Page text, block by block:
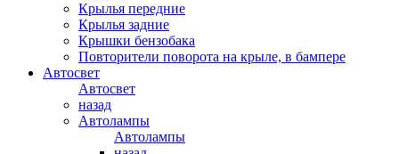
Крылья передние
Крылья задние
Крышки бензобака
Повторители поворота на крыле, в бампере
Автосвет
Автосвет
назад
Автолампы
Автолампы